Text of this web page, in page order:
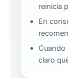
reinicia
En
Cuando
claro